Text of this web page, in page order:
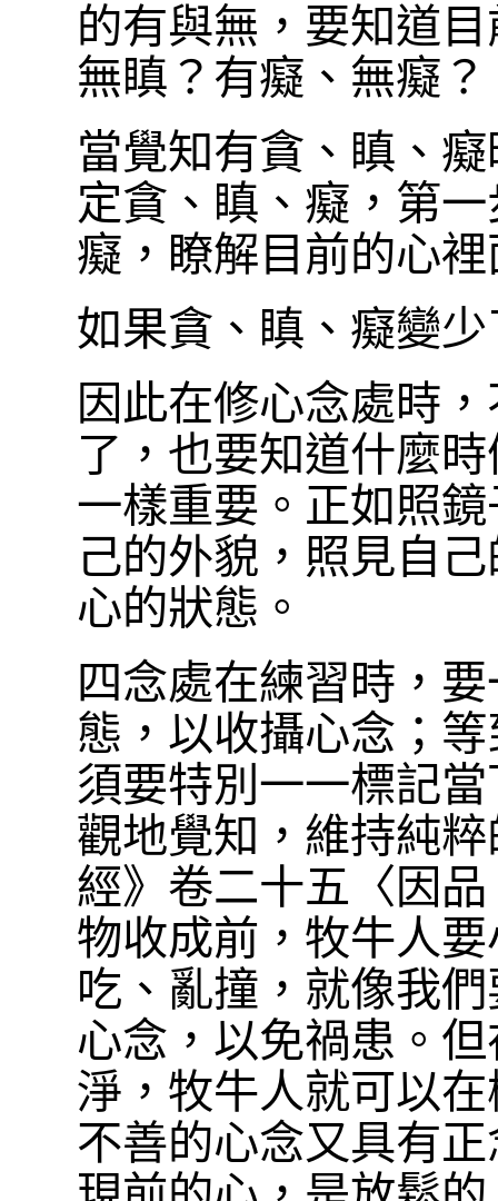
的有與無，要知道
無瞋？有癡、無癡？
當覺知有貪、瞋、
定貪、瞋、癡，第
癡，瞭解目前的心
如果貪、瞋、癡變
因此在修心念處時
了，也要知道什麼
一樣重要。正如照
己的外貌，照見自
心的狀態。
四念處在練習時，
態，以收攝心念；
須要特別一一標記
觀地覺知，維持純
經》卷二十五〈因品
物收成前，牧牛人
吃、亂撞，就像我
心念，以免禍患。
淨，牧牛人就可以
不善的心念又具有